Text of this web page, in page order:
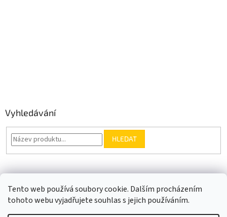
Tento web používá soubory cookie. Dalším procházením
tohoto webu vyjadřujete souhlas s jejich používáním.
Vyhledávání
HLEDAT